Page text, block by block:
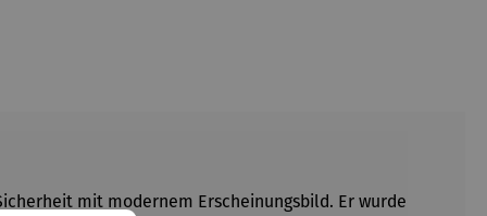
mit modernem Erscheinungsbild. Er wurde